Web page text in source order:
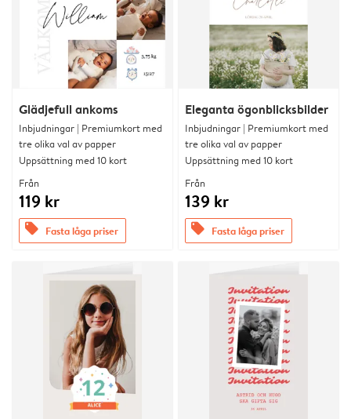
Glädjefull ankoms
Inbjudningar | Premiumkort med
tre olika val av papper
Uppsättning med 10 kort
Från
119 kr
offers Fasta låga priser
Eleganta ögonblicksbilder
Inbjudningar | Premiumkort med
tre olika val av papper
Uppsättning med 10 kort
Från
139 kr
offers Fasta låga priser